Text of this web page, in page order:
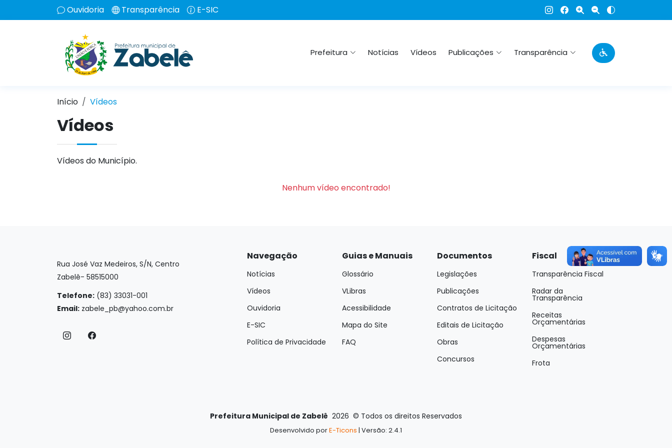
Ouvidoria Transparência E-SIC
Prefeitura Notícias Vídeos Publicações Transparência
Início Vídeos
Vídeos
Vídeos do Município.
Nenhum vídeo encontrado!
Rua José Vaz Medeiros, S/N, Centro
Zabelê- 58515000
Telefone: (83) 33031-001
Email: zabele_pb@yahoo.com.br
Navegação
Notícias
Vídeos
Ouvidoria
E-SIC
Política de Privacidade
Guias e Manuais
Glossário
VLibras
Acessibilidade
Mapa do Site
FAQ
Documentos
Legislações
Publicações
Contratos de Licitação
Editais de Licitação
Obras
Concursos
Fiscal
Transparência Fiscal
Radar da
Transparência
Receitas
Orçamentárias
Despesas
Orçamentárias
Frota
Prefeitura Municipal de Zabelê 2026 © Todos os direitos Reservados
Desenvolvido porE-Ticons | Versão: 2.4.1